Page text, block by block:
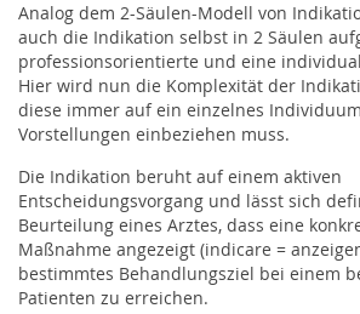
Karriere &
Palliativversorgung
Flyer & Formulare
Glossar
Kontakt
AHPV
Analog dem 2-Säulen-Modell von
auch die Indikation selbst in 2 Säulen
professionsorientierte und eine
Hier wird nun die Komplexität der
diese immer auf ein einzelnes
Vorstellungen einbeziehen muss.
Die Indikation beruht auf einem aktiven
Entscheidungsvorgang und lässt sich
Beurteilung eines Arztes, dass eine
Maßnahme angezeigt (indicare =
bestimmtes Behandlungsziel bei einem
Patienten zu erreichen.